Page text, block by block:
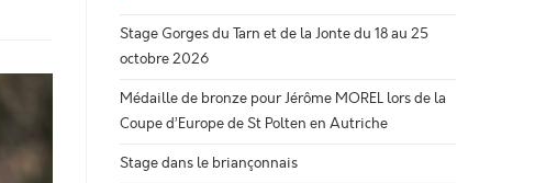
Stage Gorges du Tarn et de la Jonte du 18 au 25
octobre 2026
Médaille de bronze pour Jérôme MOREL lors de la
Coupe d’Europe de St Polten en Autriche
Stage dans le briançonnais